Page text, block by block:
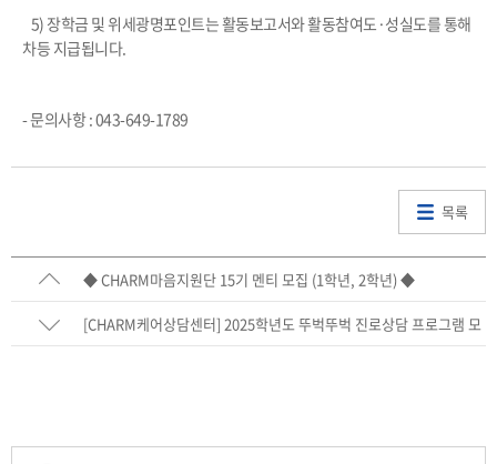
5) 장학금 및 위세광명포인트는 활동보고서와 활동참여도·성실도를 통해
차등 지급됩니다.
- 문의사항 : 043-649-1789
목록
◆ CHARM마음지원단 15기 멘티 모집 (1학년, 2학년) ◆
[CHARM케어상담센터] 2025학년도 뚜벅뚜벅 진로상담 프로그램 모